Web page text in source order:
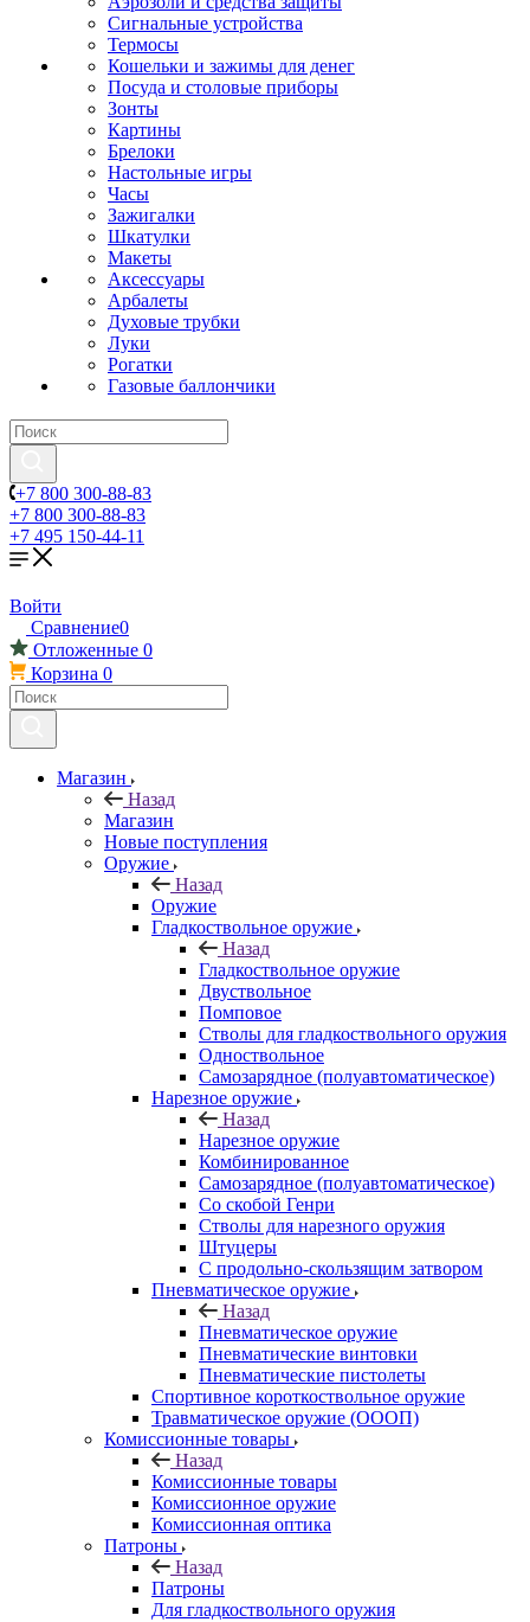
Сигнальные устройства
Термосы
Кошельки и зажимы для денег
Посуда и столовые приборы
Зонты
Картины
Брелоки
Настольные игры
Часы
Зажигалки
Шкатулки
Макеты
Аксессуары
Арбалеты
Духовые трубки
Луки
Рогатки
Газовые баллончики
+7 800 300-88-83
+7 800 300-88-83
+7 495 150-44-11
Войти
Сравнение0
Отложенные 0
Корзина 0
Магазин
Назад
Магазин
Новые поступления
Оружие
Назад
Оружие
Гладкоствольное оружие
Назад
Гладкоствольное оружие
Двуствольное
Помповое
Стволы для гладкоствольного оружия
Одноствольное
Самозарядное (полуавтоматическое)
Нарезное оружие
Назад
Нарезное оружие
Комбинированное
Самозарядное (полуавтоматическое)
Со скобой Генри
Стволы для нарезного оружия
Штуцеры
С продольно-скользящим затвором
Пневматическое оружие
Назад
Пневматическое оружие
Пневматические винтовки
Пневматические пистолеты
Спортивное короткоствольное оружие
Травматическое оружие (ОООП)
Комиссионные товары
Назад
Комиссионные товары
Комиссионное оружие
Комиссионная оптика
Патроны
Назад
Патроны
Для гладкоствольного оружия